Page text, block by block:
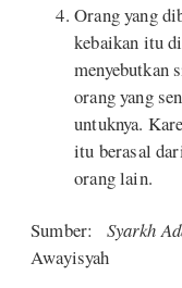
Orang yang
kebaikan itu
menyebutkan
orang yang
untuknya.
itu berasal
orang lain.
Sumber: Syarkh
Awayisyah